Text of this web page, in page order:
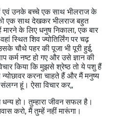
एवं उनके बच्चे एक साथ भीलराज के
एक साथ देखकर भीलराज बहुत
के लिए धनुष निकाला, एक बार
स्थित शिव ज्योतिर्लिंग पर चढ़
चौथे पहर की पूजा भी पूरी हुई,
नष्ट हो गए और उसे ज्ञान की
किया कि मुझसे श्रेष्ठ तो ये पशु हैं
करना चाहते हैं और मैं मनुष्य
संलग्न हूं। ऐसा विचार कर,,
हो। तुम्हारा जीवन सफल है।
करो, मैं तुम्हें नहीं मारूंगा।